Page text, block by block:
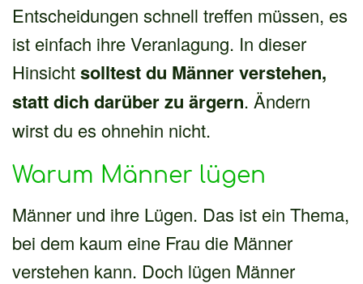
Entscheidungen schnell treffen müssen, es
ist einfach ihre Veranlagung. In dieser
Hinsichtsolltest du Männer verstehen,
statt dich darüber zu ärgern. Ändern
wirst du es ohnehin nicht.
Warum Männer lügen
Männer und ihre Lügen. Das ist ein Thema,
bei dem kaum eine Frau die Männer
verstehen kann. Doch lügen Männer